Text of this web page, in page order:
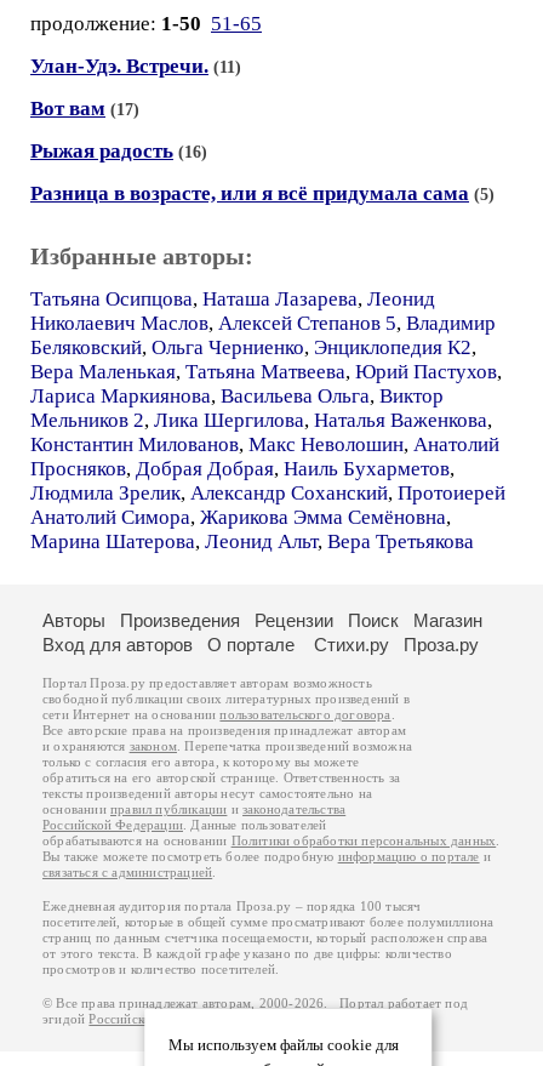
продолжение: 1-50 51-65
Улан-Удэ. Встречи. (11)
Вот вам (17)
Рыжая радость (16)
Разница в возрасте, или я всё придумала сама (5)
Избранные авторы:
Татьяна Осипцова, Наташа Лазарева, Леонид
Николаевич Маслов, Алексей Степанов 5, Владимир
Беляковский, Ольга Черниенко, Энциклопедия К2,
Вера Маленькая, Татьяна Матвеева, Юрий Пастухов,
Лариса Маркиянова, Васильева Ольга, Виктор
Мельников 2, Лика Шергилова, Наталья Важенкова,
Константин Милованов, Макс Неволошин, Анатолий
Просняков, Добрая Добрая, Наиль Бухарметов,
Людмила Зрелик, Александр Соханский, Протоиерей
Анатолий Симора, Жарикова Эмма Семёновна,
Марина Шатерова, Леонид Альт, Вера Третьякова
Мы используем файлы cookie для
Авторы Произведения Рецензии Поиск
Магазин
Вход для авторов
О портале Стихи.ру Проза.ру
Портал Проза.ру предоставляет авторам возможность
свободной публикации своих литературных произведений в
сети Интернет на основаниипользовательского договора
Все авторские права на произведения принадлежат авторам
и охраняются законом . Перепечатка произведений возможна
только с согласия его автора, к которому вы можете
обратиться на его авторской странице. Ответственность за
тексты произведений авторы несут самостоятельно на
основанииправил публикации изаконодательства
Российской Федерации . Данные пользователей
обрабатываются на основании Политики обработки персональных данных
Вы также можете посмотреть более подробную информацию о портале и
связаться с администрацией
Ежедневная аудитория портала Проза.ру – порядка 100 тысяч
посетителей, которые в общей сумме просматривают более полумиллиона
страниц по данным счетчика посещаемости, который расположен справа
от этого текста. В каждой графе указано по две цифры: количество
просмотров и количество посетителей.
© Все права принадлежат авторам, 2000-2026. Портал работает под
эгидойРоссийского союза писателей